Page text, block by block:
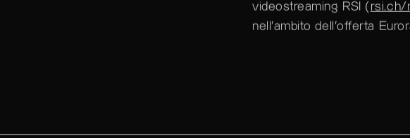
videostreaming RSI ( rsi.ch/
nell’ambito dell’offerta